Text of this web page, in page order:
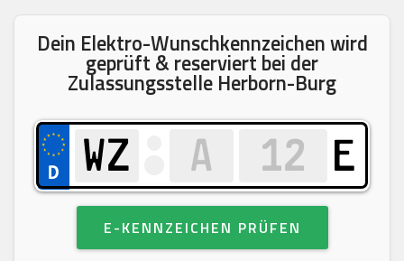
Dein Elektro-Wunschkennzeichen wird
geprüft & reserviert bei der
Zulassungsstelle Herborn-Burg
E
E-KENNZEICHEN PRÜFEN